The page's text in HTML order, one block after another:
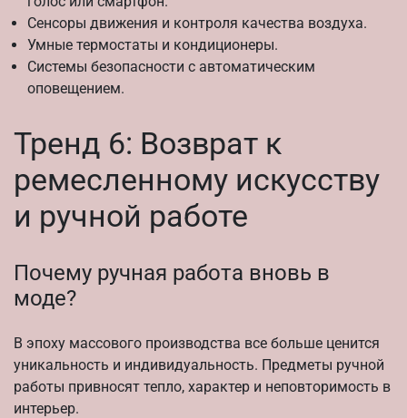
Сенсоры движения и контроля качества воздуха.
Умные термостаты и кондиционеры.
Системы безопасности с автоматическим
оповещением.
Тренд 6: Возврат к
ремесленному искусству
и ручной работе
Почему ручная работа вновь в
моде?
В эпоху массового производства все больше ценится
уникальность и индивидуальность. Предметы ручной
работы привносят тепло, характер и неповторимость в
интерьер.